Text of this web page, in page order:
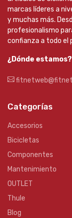
marcas líderes a
y muchas más.
profesionalismo
confianza a todo el
¿Dónde estamos?
Categorías
Accesorios
Bicicletas
Componentes
Mantenimiento
OUTLET
Thule
Blog